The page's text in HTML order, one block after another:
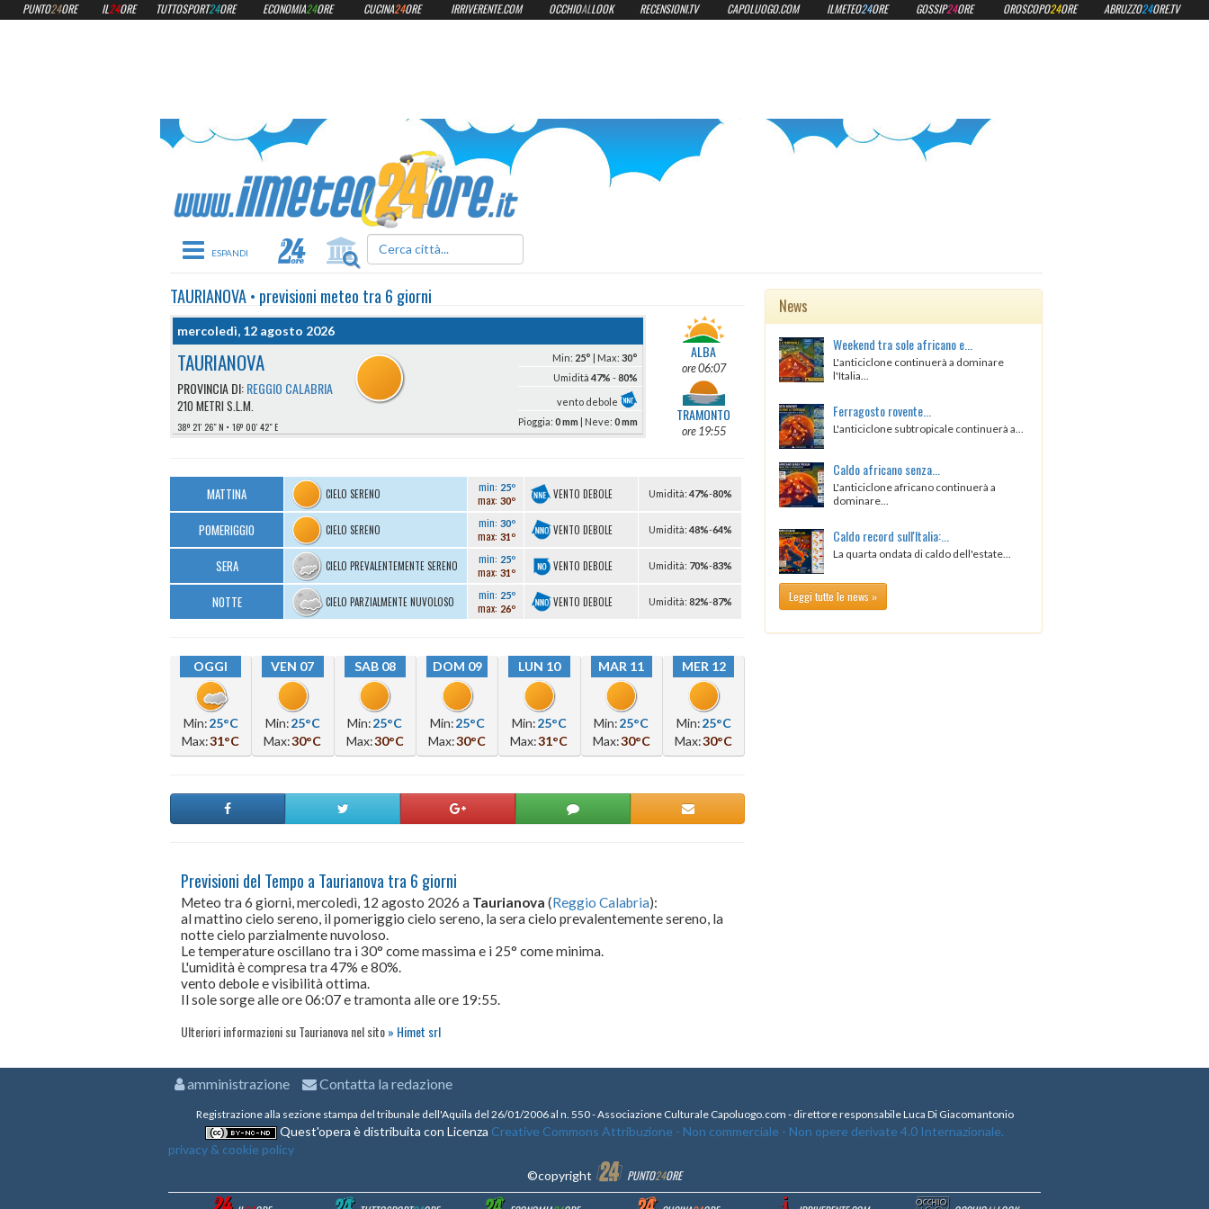
ilmeteo24ore.it
Toggle navigation
TAURIANOVA• previsioni meteo tra 6 giorni
mercoledì, 12 agosto 2026
TAURIANOVA
PROVINCIA DI:REGGIO CALABRIA
210 METRI S.L.M.
38º 21′ 26″ N 16º 00′ 42″ E
Min: 25° | Max:30°
Umidità47%-80%
vento debole
Pioggia:0 mm | Neve:0 mm
ALBA
ore 06:07
TRAMONTO
ore 19:55
MATTINA CIELO SERENO min: 25º
max: 30º VENTO DEBOLE Umidità: 47%-80%
POMERIGGIO CIELO SERENO min: 30º
max: 31º VENTO DEBOLE Umidità: 48%-64%
SERA CIELO PREVALENTEMENTE SERENO min: 25º
max: 31º VENTO DEBOLE Umidità: 70%-83%
NOTTE CIELO PARZIALMENTE NUVOLOSO min: 25º
max: 26º VENTO DEBOLE Umidità: 82%-87%
OGGI
Min:25°C
Max:31°C
VEN 07
Min:25°C
Max:30°C
SAB 08
Min:25°C
Max:30°C
DOM 09
Min:25°C
Max:30°C
LUN 10
Min:25°C
Max:31°C
MAR 11
Min:25°C
Max:30°C
MER 12
Min:25°C
Max:30°C
Previsioni del Tempo a Taurianova tra 6 giorni
Meteo tra 6 giorni, mercoledì, 12 agosto 2026 a Taurianova (Reggio Calabria):
al mattino cielo sereno, il pomeriggio cielo sereno, la sera cielo prevalentemente sereno, la
notte cielo parzialmente nuvoloso.
Le temperature oscillano tra i 30° come massima e i 25° come minima.
L'umidità è compresa tra 47% e 80%.
vento debole e visibilità ottima.
Il sole sorge alle ore 06:07 e tramonta alle ore 19:55.
Ulteriori informazioni su Taurianova nel sito Himet srl
News
Weekend tra sole africano e...
L'anticiclone continuerà a dominare
l'Italia...
Ferragosto rovente...
L'anticiclone subtropicale continuerà a...
Caldo africano senza...
L'anticiclone africano continuerà a
dominare...
Caldo record sull'Italia:...
La quarta ondata di caldo dell'estate...
Leggi tutte le news »
PUNTO24ORE IL24ORE TUTTOSPORT24ORE ECONOMIA24ORE CUCINA24ORE IRRIVERENTE.COM OCCHIOALLOOK RECENSIONI.TV CAPOLUOGO.COM ILMETEO24ORE GOSSIP24ORE OROSCOPO24ORE ABRUZZO24ORE.TV
amministrazione Contatta la redazione
Registrazione alla sezione stampa del tribunale dell'Aquila del 26/01/2006 al n. 550 - Associazione Culturale Capoluogo.com - direttore responsabile Luca Di Giacomantonio
Quest'opera è distribuita con Licenza Creative Commons Attribuzione - Non commerciale - Non opere derivate 4.0 Internazionale.
privacy & cookie policy
©copyright
PUNTO24ORE